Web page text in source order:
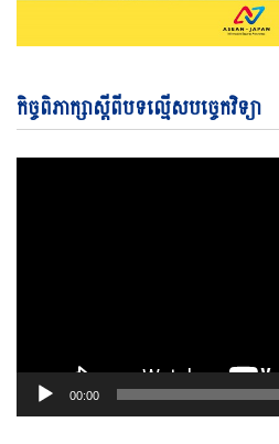
កិច្ចពិភាក្សាស្តីពីបទល្មើសបច្ចេកវិទ្យា
00:00